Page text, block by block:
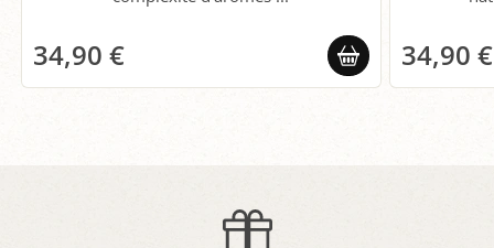
34,90 € 34,90 €